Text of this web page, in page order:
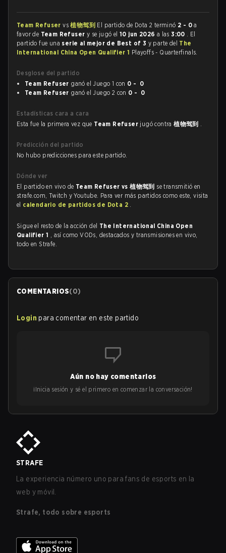
Team Refuservs植物驾到 El partido de Dota 2 terminó 2 - 0 a
favor de Team Refuser y se jugó el10 jun 2026 a las3:00 . El
partido fue una serie al mejor de Best of 3 y parte del The
International China Open Qualifier 1 Playoffs - Quarterfinals.
Desglose del partido
Team Refuser ganó el Juego 1 con 0 - 0
Team Refuser ganó el Juego 2 con 0 - 0
Estadísticas cara a cara
Esta fue la primera vez que Team Refuser jugó contra植物驾到 .
Predicción del partido
No hubo predicciones para este partido.
Dónde ver
El partido en vivo de Team Refuser vs 植物驾到 se transmitió en
strafe.com, Twitch y Youtube. Para ver más partidos como este, visita
el calendario de partidos de Dota 2 .
Sigue el resto de la acción del The International China Open
Qualifier 1 , así como VODs, destacados y transmisiones en vivo,
todo en Strafe.
COMENTARIOS(0)
Login para comentar en este partido
Aún no hay comentarios
¡Inicia sesión y sé el primero en comenzar la conversación!
STRAFE
La experiencia número uno para fans de esports en la
web y móvil.
Strafe, todo sobre esports